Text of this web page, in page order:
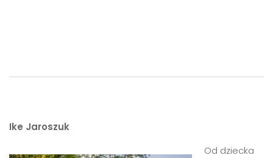
Ike Jaroszuk
Od dziecka